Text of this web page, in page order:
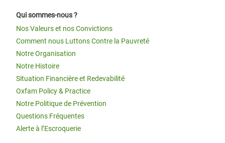
Qui sommes-nous ?
Nos Valeurs et nos Convictions
Comment nous Luttons Contre la Pauvreté
Notre Organisation
Notre Histoire
Situation Financière et Redevabilité
Oxfam Policy & Practice
Notre Politique de Prévention
Questions Fréquentes
Alerte à l’Escroquerie